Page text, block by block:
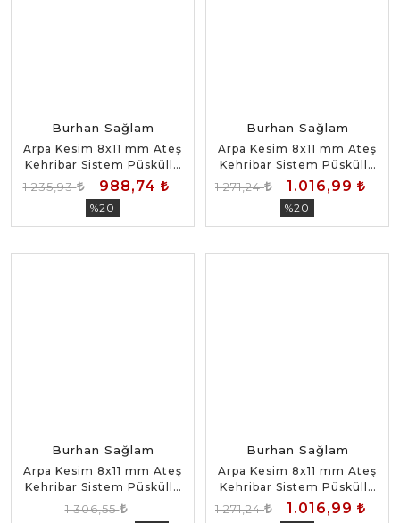
Burhan Sağlam
Arpa Kesim 8x11 mm Ateş
Kehribar Sistem Püsküllü
Tesbih
1.235,93 988,74
%20
Burhan Sağlam
Arpa Kesim 8x11 mm Ateş
Kehribar Sistem Püsküllü
Tesbih
1.271,24 1.016,99
%20
Burhan Sağlam
Arpa Kesim 8x11 mm Ateş
Kehribar Sistem Püsküllü
Tesbih
1.306,55
Burhan Sağlam
Arpa Kesim 8x11 mm Ateş
Kehribar Sistem Püsküllü
Tesbih
1.271,24 1.016,99